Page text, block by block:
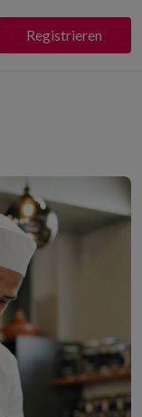
Registrieren